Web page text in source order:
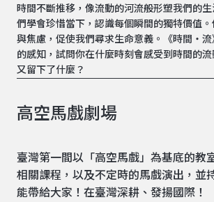
時間不斷推移，像流動的河流般形塑我們的
們學會珍惜當下，認識每個瞬間的獨特價值
與焦慮，促使我們尋求生命意義。《時間‧流
的感知，試問你在什麼時刻會感受到時間的
又留下了什麼？
高空馬戲劇場
臺灣第一間以「高空馬戲」為基底的教
相關課程，以及不定時的馬戲演出，並
能帶給大家！在臺灣深耕、發揚國際！